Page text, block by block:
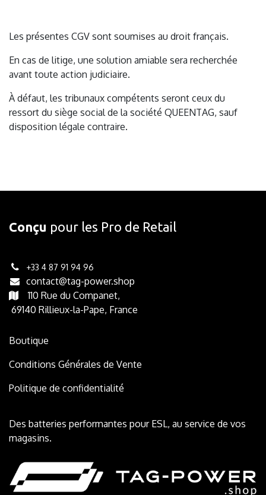
Les présentes CGV sont soumises au droit français.
En cas de litige, une solution amiable sera recherchée
avant toute action judiciaire.
À défaut, les tribunaux compétents seront ceux du
ressort du siège social de la société QUEENTAG, sauf
disposition légale contraire.
Conçu pour les Pro de Retail
+33 4 87 91 94 96
contact@tag-power.shop
110 Rue du Companet,
69140 Rillieux-la-Pape, France
Boutique
Conditions Générales de Vente
Politique de confidentia​lité
Des batteries performantes pour ESL, au service de vos
magasins. ​